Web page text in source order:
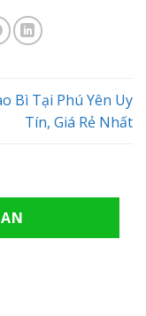
Bì Tại Phú Yên Uy
Tín, Giá Rẻ Nhất